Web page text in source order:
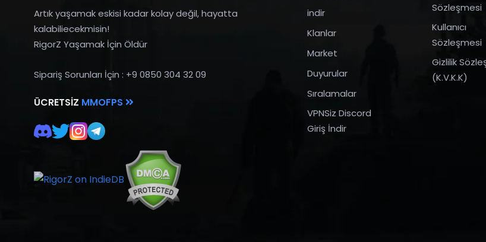
Artık yaşamak eskisi kadar kolay değil, hayatta
kalabiliecekmisin!
RigorZ Yaşamak İçin Öldür
Sipariş Sorunları İçin : +9 0850 304 32 09
ÜCRETSIZ MMOFPS
indir
Klanlar
Market
Duyurular
Sıralamalar
VPNSiz Discord
Giriş İndir
Sözleşmesi
Kullanıcı
Sözleşmesi
Gizlilik
(K.V.K.K)